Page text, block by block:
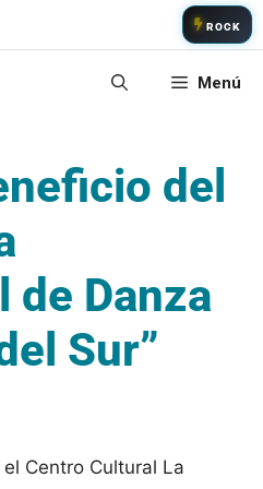
ROCK
Menú
del
de Danza
Sur”
Centro Cultural La